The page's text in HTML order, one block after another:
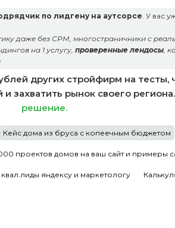
по лидгену на аутсорсе. У вас
даже без СРМ, многостраничники с
на 1 услугу, проверенные лендосы,
других стройфирм на тесты,
захватить рынок своего региона.
решение.
Кейс дома из бруса с копеечным бюджетом
проектов домов на ваш сайт и примеры
квал.лиды яндексу и маркетологу